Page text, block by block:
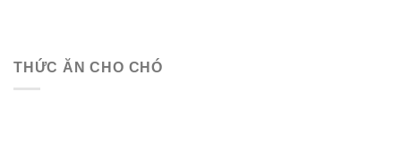
THỨC ĂN CHO CHÓ